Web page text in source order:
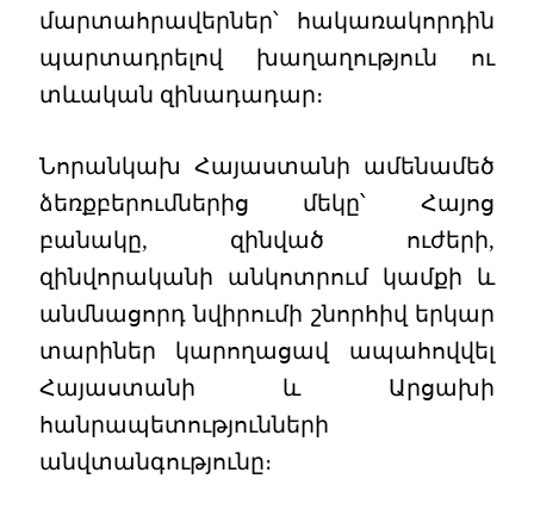
մարտահրավերներ՝ հակառակորդին
պարտադրելով խաղաղություն ու
տևական զինադադար։
Նորանկախ Հայաստանի ամենամեծ
ձեռքբերումներից մեկը՝ Հայոց
բանակը, զինված ուժերի,
զինվորականի անկոտրում կամքի և
անմնացորդ նվիրումի շնորհիվ երկար
տարիներ կարողացավ ապահովվել
Հայաստանի և Արցախի
հանրապետությունների
անվտանգությունը։